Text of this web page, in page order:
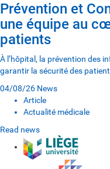
Prévention et
une équipe au
patients
À l’hôpital, la prévention des
garantir la sécurité des
04/08/26 News
Article
Actualité médicale
Read news